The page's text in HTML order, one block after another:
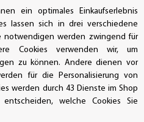
STORE
1, D-39326 Wolmirstedt
+49 (0)39-201-28-98-10
(0)39-201-28-98-17
ein optimales Einkaufserlebnis
lassen sich in drei verschiedene
notwendigen werden zwingend für
Cookies verwenden wir, um
zu können. Andere dienen vor
für die Personalisierung von
werden durch 43 Dienste im Shop
welche Cookies Sie